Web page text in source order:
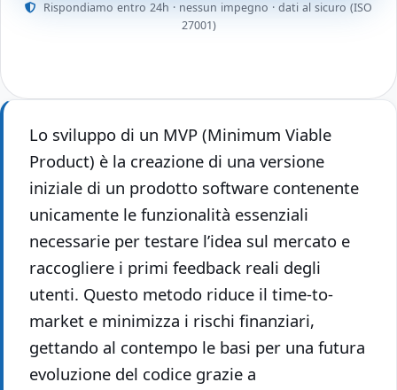
Rispondiamo entro 24h · nessun impegno · dati al sicuro (ISO
27001)
Lo sviluppo di un MVP (Minimum Viable
Product) è la creazione di una versione
iniziale di un prodotto software contenente
unicamente le funzionalità essenziali
necessarie per testare l’idea sul mercato e
raccogliere i primi feedback reali degli
utenti. Questo metodo riduce il time-to-
market e minimizza i rischi finanziari,
gettando al contempo le basi per una futura
evoluzione del codice grazie a